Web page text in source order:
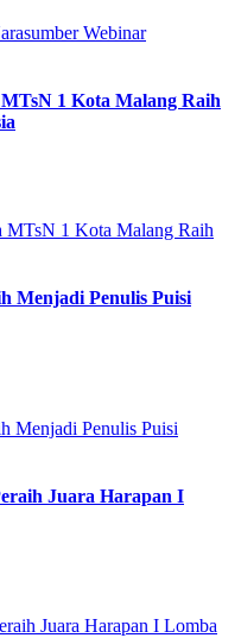
1 Kota Malang Raih
Menjadi Penulis Puisi
Juara Harapan I